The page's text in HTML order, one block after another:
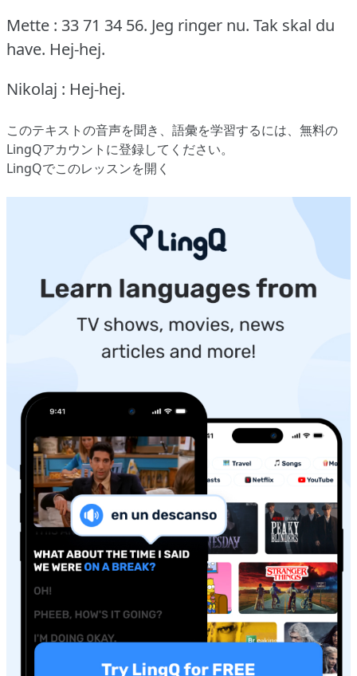
Mette : 33 71 34 56. Jeg ringer nu. Tak skal du
have. Hej-hej.
Nikolaj : Hej-hej.
このテキストの音声を聞き、語彙を学習するには、 無料の
LingQアカウントに登録してください。
LingQでこのレッスンを開く